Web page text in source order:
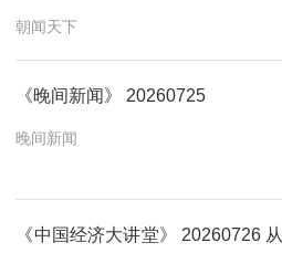
朝闻天下
《晚间新闻》 20260725
晚间新闻
《中国经济大讲堂》 20260726 从